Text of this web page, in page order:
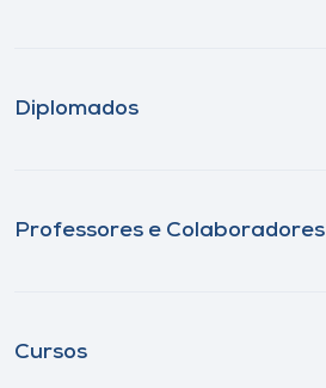
Diplomados
Professores e Colaboradores
Cursos